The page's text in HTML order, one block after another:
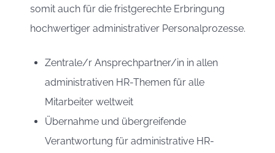
somit auch für die fristgerechte Erbringung
hochwertiger administrativer Personalprozesse.
Zentrale/r Ansprechpartner/in in allen
administrativen HR-Themen für alle
Mitarbeiter weltweit
Übernahme und übergreifende
Verantwortung für administrative HR-